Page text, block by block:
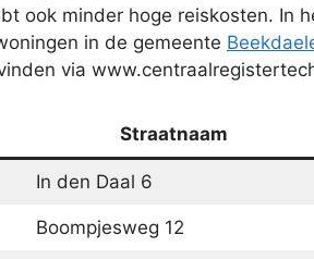
ook minder hoge reiskosten. In
in de gemeente
via
Straatnaam
In den Daal 6
Boompjesweg 12